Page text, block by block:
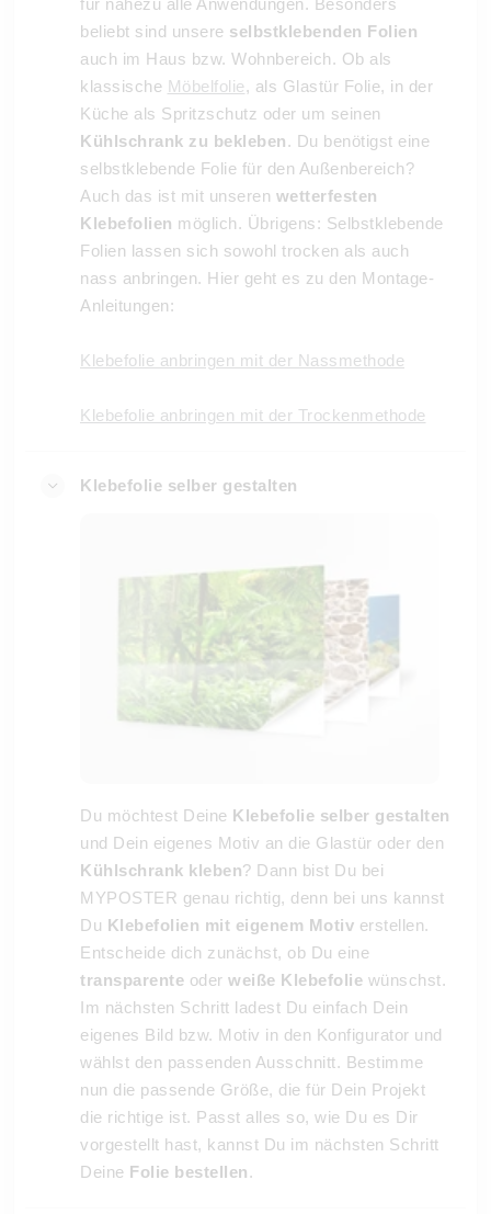
für nahezu alle Anwendungen. Besonders
beliebt sind unsere selbstklebenden Folien
auch im Haus bzw. Wohnbereich. Ob als
klassische Möbelfolie, als Glastür Folie, in der
Küche als Spritzschutz oder um seinen
Kühlschrank zu bekleben. Du benötigst eine
selbstklebende Folie für den Außenbereich?
Auch das ist mit unseren wetterfesten
Klebefolien möglich. Übrigens: Selbstklebende
Folien lassen sich sowohl trocken als auch
nass anbringen. Hier geht es zu den Montage-
Anleitungen:
Klebefolie anbringen mit der Nassmethode
Klebefolie anbringen mit der Trockenmethode
Klebefolie selber gestalten
Du möchtest Deine Klebefolie selber gestalten
und Dein eigenes Motiv an die Glastür oder den
Kühlschrank kleben? Dann bist Du bei
MYPOSTER genau richtig, denn bei uns kannst
Du Klebefolien mit eigenem Motiv erstellen.
Entscheide dich zunächst, ob Du eine
transparente oder weiße Klebefolie wünschst.
Im nächsten Schritt ladest Du einfach Dein
eigenes Bild bzw. Motiv in den Konfigurator und
wählst den passenden Ausschnitt. Bestimme
nun die passende Größe, die für Dein Projekt
die richtige ist. Passt alles so, wie Du es Dir
vorgestellt hast, kannst Du im nächsten Schritt
Deine Folie bestellen.